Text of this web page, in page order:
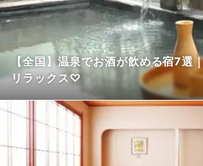
【全国】温泉でお酒が飲める宿7選
リラックス♡